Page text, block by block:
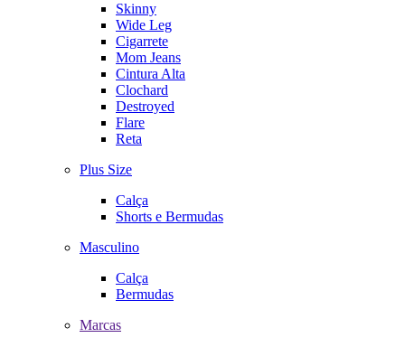
Skinny
Wide Leg
Cigarrete
Mom Jeans
Cintura Alta
Clochard
Destroyed
Flare
Reta
Plus Size
Calça
Shorts e Bermudas
Masculino
Calça
Bermudas
Marcas